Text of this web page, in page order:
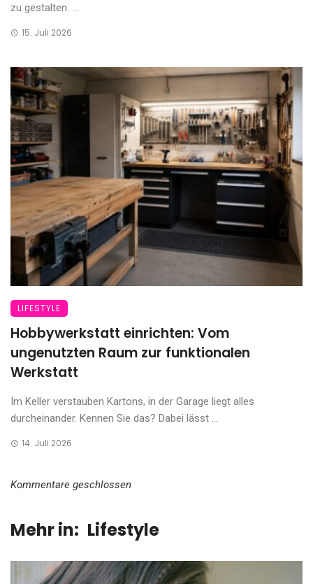
zu gestalten. ...
15. Juli 2026
LIFESTYLE
Hobbywerkstatt einrichten: Vom
ungenutzten Raum zur funktionalen
Werkstatt
Im Keller verstauben Kartons, in der Garage liegt alles
durcheinander. Kennen Sie das? Dabei lässt ...
14. Juli 2026
Kommentare geschlossen
Mehr in: Lifestyle